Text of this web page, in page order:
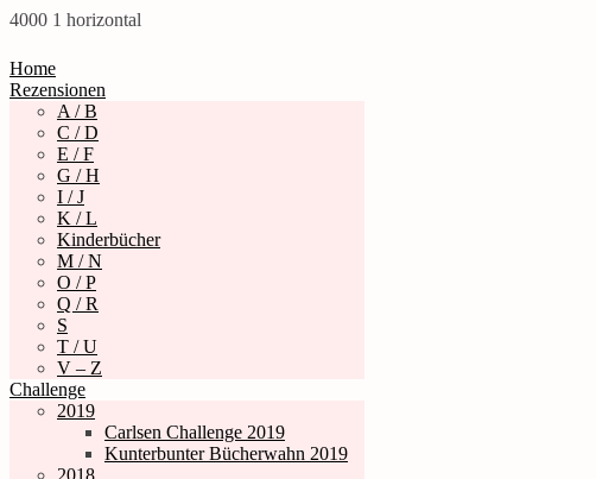
4000 1 horizontal
Home
Rezensionen
A / B
C / D
E / F
G / H
I / J
K / L
Kinderbücher
M / N
O / P
Q / R
S
T / U
V – Z
Challenge
2019
Carlsen Challenge 2019
Kunterbunter Bücherwahn 2019
2018